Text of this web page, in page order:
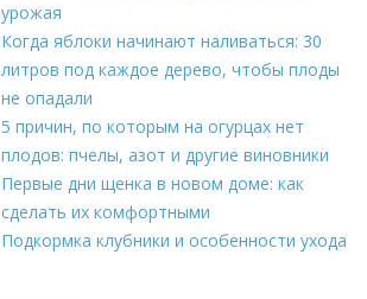
урожая
Когда яблоки начинают наливаться: 30
литров под каждое дерево, чтобы плоды
не опадали
5 причин, по которым на огурцах нет
плодов: пчелы, азот и другие виновники
Первые дни щенка в новом доме: как
сделать их комфортными
Подкормка клубники и особенности ухода